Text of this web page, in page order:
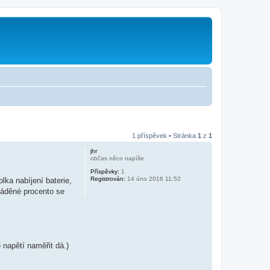
1 příspěvek • Stránka 1 z 1
jhr
občas něco napíše
Příspěvky: 1
Registrován: 14 úno 2016 11:52
nabíjení baterie,
procento se
naměřit dá.)